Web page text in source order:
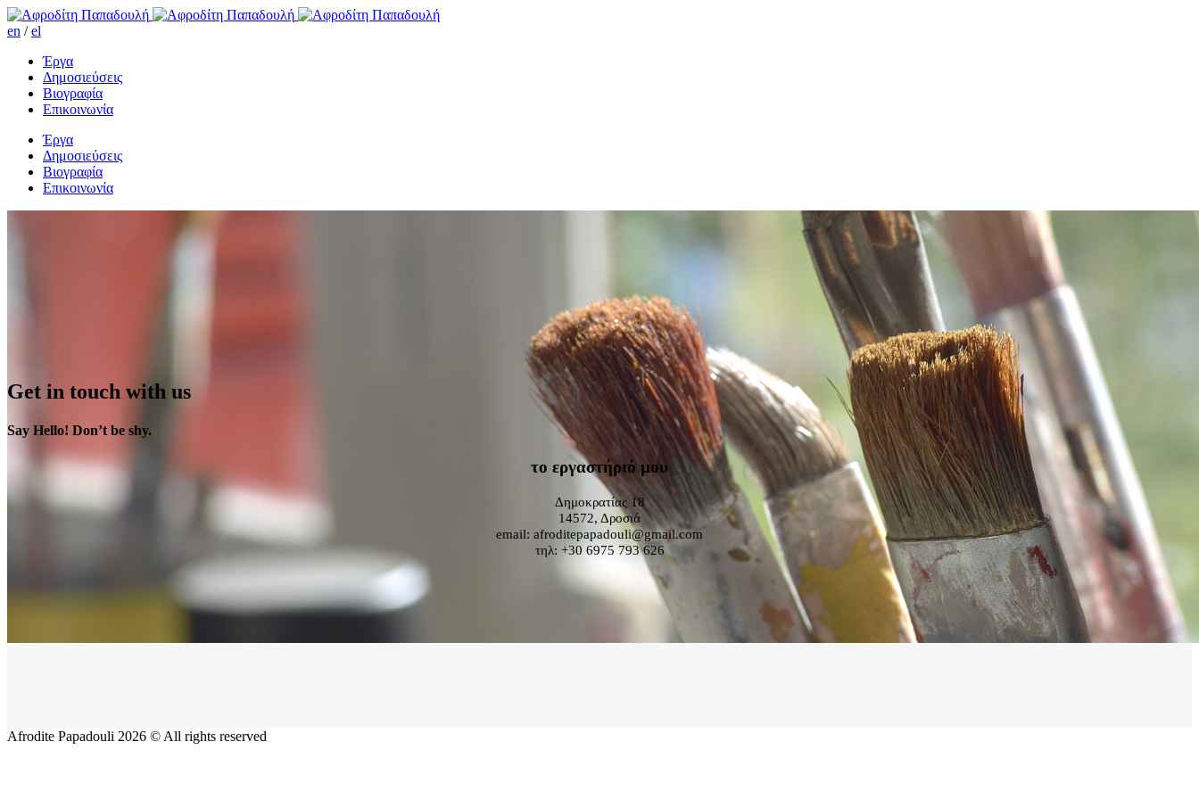
en /el
Έργα
Δημοσιεύσεις
Βιογραφία
Επικοινωνία
Έργα
Δημοσιεύσεις
Βιογραφία
Επικοινωνία
Get in touch with us
Say Hello! Don’t be shy.
το εργαστήριό μου
Δημοκρατίας 18
14572, Δροσιά
email: afroditepapadouli@gmail.com
τηλ: +30 6975 793 626
Afrodite Papadouli 2026 © All rights reserved